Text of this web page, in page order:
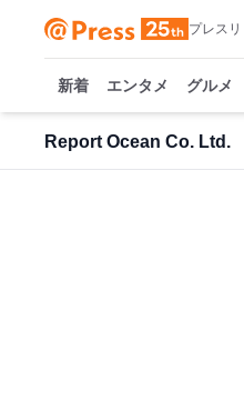
プレス
新着 エンタメ グルメ
Report Ocean Co. Ltd.